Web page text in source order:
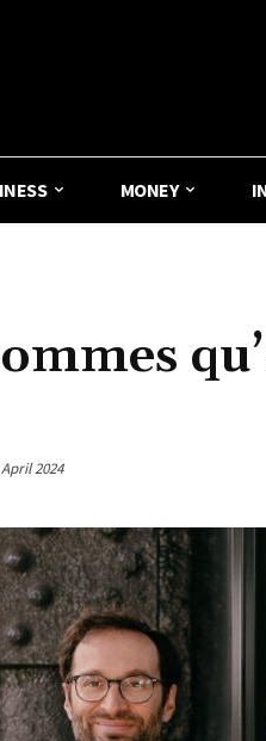
MONEY
2024